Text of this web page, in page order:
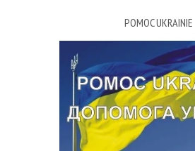
POMOC UKRAINIE